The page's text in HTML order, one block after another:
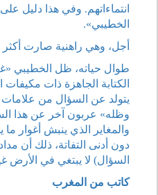
انتماءاتهم. وفي هذا دليل
الخطيبي».
أجل، وهي راهنية صارت
طوال حياته، ظل الخطيبي
الكتابة الجاهزة ذات مكيفات
يتولد عن السؤال من علامات
وظله» عربون آخر عن هذا
والمغاير الذي ينبش أغوار
دون أدنى التفاتة، ذلك أن
السؤال) لا يبتغي في الأرض
كاتب من المغرب